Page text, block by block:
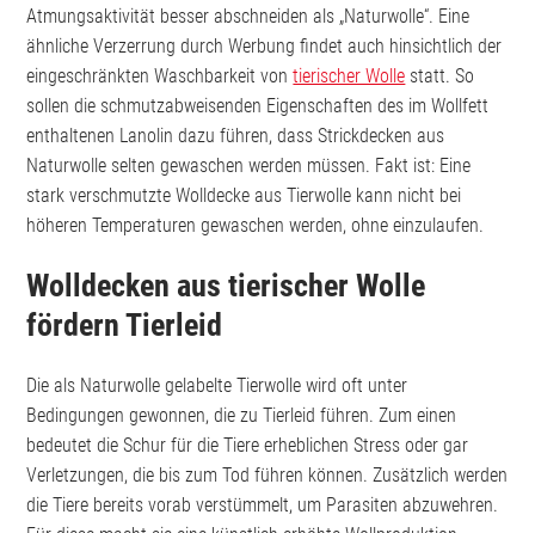
Atmungsaktivität besser abschneiden als „Naturwolle“. Eine
ähnliche Verzerrung durch Werbung findet auch hinsichtlich der
eingeschränkten Waschbarkeit vontierischer Wolle statt. So
sollen die schmutzabweisenden Eigenschaften des im Wollfett
enthaltenen Lanolin dazu führen, dass Strickdecken aus
Naturwolle selten gewaschen werden müssen. Fakt ist: Eine
stark verschmutzte Wolldecke aus Tierwolle kann nicht bei
höheren Temperaturen gewaschen werden, ohne einzulaufen.
Wolldecken aus tierischer Wolle
fördern Tierleid
Die als Naturwolle gelabelte Tierwolle wird oft unter
Bedingungen gewonnen, die zu Tierleid führen. Zum einen
bedeutet die Schur für die Tiere erheblichen Stress oder gar
Verletzungen, die bis zum Tod führen können. Zusätzlich werden
die Tiere bereits vorab verstümmelt, um Parasiten abzuwehren.